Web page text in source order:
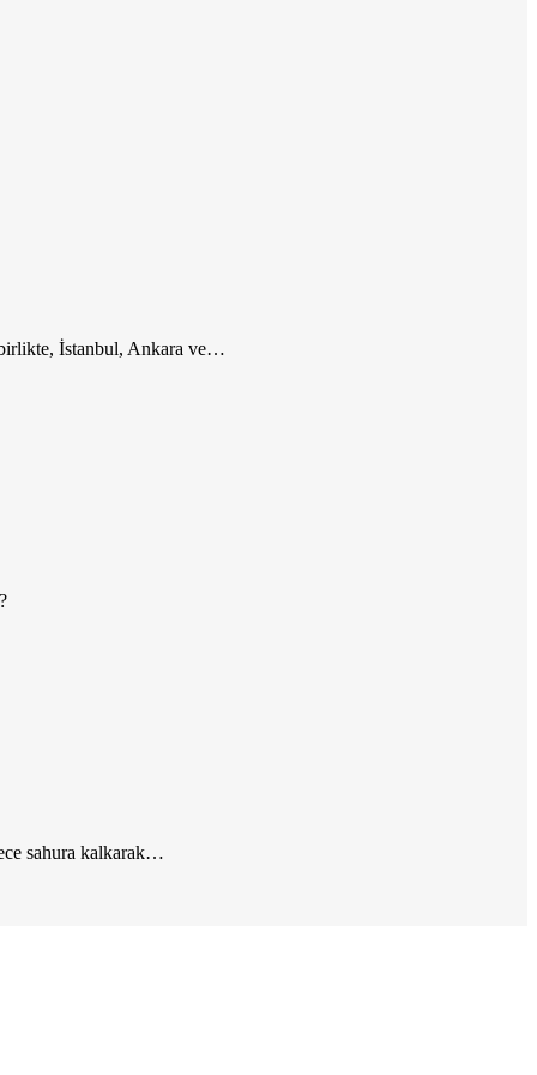
birlikte, İstanbul, Ankara ve…
sahura kalkarak…